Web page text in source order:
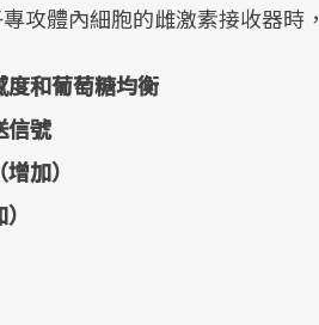
攻體內細胞的雌激素接收器時
度和葡萄糖均衡
信號
加）